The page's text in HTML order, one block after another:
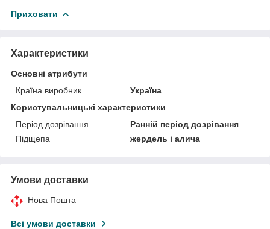
Приховати
Характеристики
Основні атрибути
Країна виробник
Україна
Користувальницькі характеристики
Період дозрівання
Ранній період дозрівання
Підщепа
жердель і алича
Умови доставки
Нова Пошта
Всі умови доставки